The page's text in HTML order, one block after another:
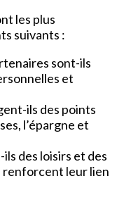
les plus
suivants :
sont-ils
et
ils des points
l’épargne et
des loisirs et des
renforcent leur lien